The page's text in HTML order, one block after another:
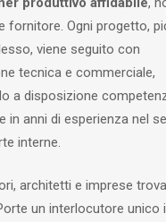
fornitore. Ogni progetto,
viene seguito con
tecnica e commerciale,
a disposizione
in anni di esperienza nel
interne.
architetti e imprese
un interlocutore unico